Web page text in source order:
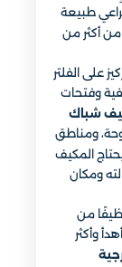
طبيعة
من أكثر من
على الفلتر
وفتحات
شباك
ومناطق
المكيف
ومكان
من
وأكثر